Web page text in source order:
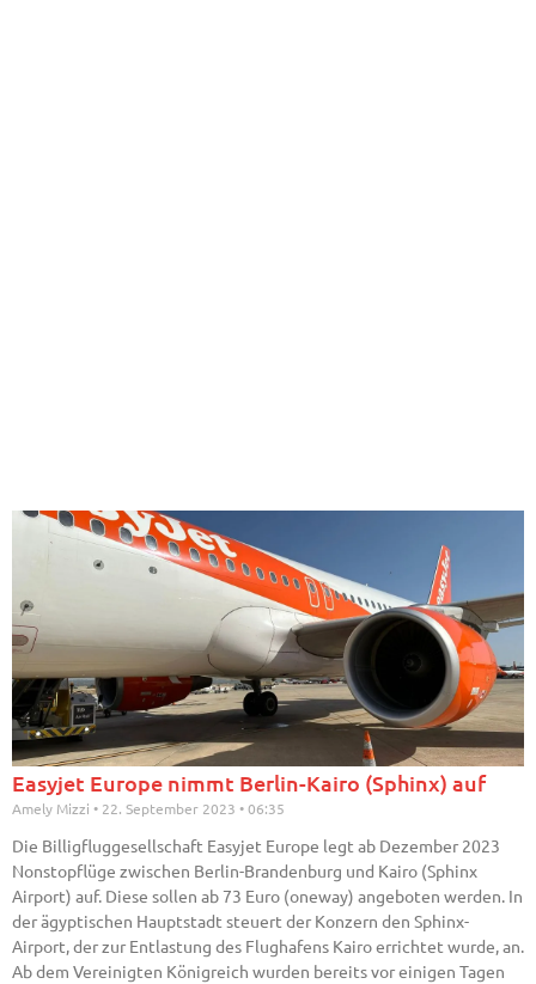
Easyjet Europe nimmt Berlin-Kairo (Sphinx) auf
Amely Mizzi 22. September 2023 06:35
Die Billigfluggesellschaft Easyjet Europe legt ab Dezember 2023
Nonstopflüge zwischen Berlin-Brandenburg und Kairo (Sphinx
Airport) auf. Diese sollen ab 73 Euro (oneway) angeboten werden. In
der ägyptischen Hauptstadt steuert der Konzern den Sphinx-
Airport, der zur Entlastung des Flughafens Kairo errichtet wurde, an.
Ab dem Vereinigten Königreich wurden bereits vor einigen Tagen